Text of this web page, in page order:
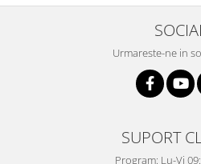
Urmareste-ne in
SUPORT
Program: Lu-Vi